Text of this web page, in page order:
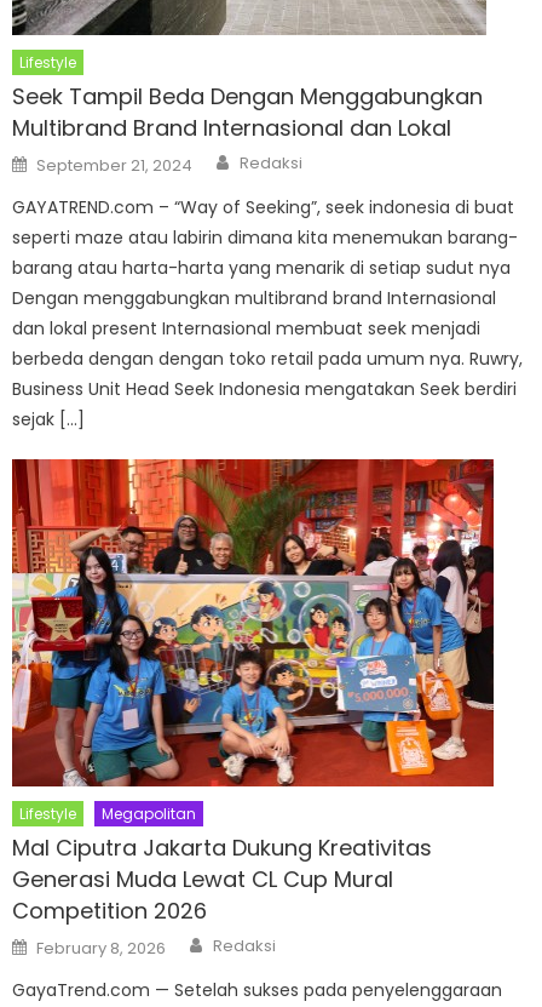
Lifestyle
Seek Tampil Beda Dengan Menggabungkan
Multibrand Brand Internasional dan Lokal
Posted
on
September 21, 2024 Author
Redaksi
GAYATREND.com – “Way of Seeking”, seek indonesia di buat
seperti maze atau labirin dimana kita menemukan barang-
barang atau harta-harta yang menarik di setiap sudut nya
Dengan menggabungkan multibrand brand Internasional
dan lokal present Internasional membuat seek menjadi
berbeda dengan dengan toko retail pada umum nya. Ruwry,
Business Unit Head Seek Indonesia mengatakan Seek berdiri
sejak […]
Lifestyle Megapolitan
Mal Ciputra Jakarta Dukung Kreativitas
Generasi Muda Lewat CL Cup Mural
Competition 2026
Posted
on
February 8, 2026 Author
Redaksi
GayaTrend.com — Setelah sukses pada penyelenggaraan